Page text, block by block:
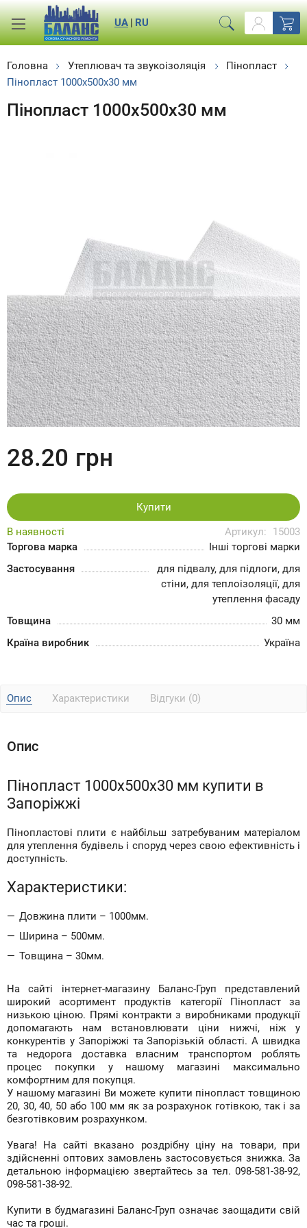
RU
|
UA
Головна Утеплювач та звукоізоляція
Пінопласт
Пінопласт 1000x500x30 мм
Пінопласт 1000x500x30 мм
В наявності Артикул:
15003
Торгова марка
Інші торгові марки
Застосування
для підвалу, для підлоги, для
стіни, для теплоізоляції, для
утеплення фасаду
Товщина
30 мм
Країна виробник
Україна
28.20 грн
Купити
Опис Характеристики Відгуки (0)
Опис
Пінопласт 1000x500x30 мм купити в
Запоріжжі
Пінопластові плити є найбільш затребуваним матеріалом
для утеплення будівель і споруд через свою ефективність і
доступність.
Характеристики:
Довжина плити – 1000мм.
Ширина – 500мм.
Товщина – 30мм.
На сайті інтернет-магазину Баланс-Груп представлений
широкий асортимент продуктів категорії Пінопласт за
низькою ціною. Прямі контракти з виробниками продукції
допомагають нам встановлювати ціни нижчі, ніж у
конкурентів у Запоріжжі та Запорізькій області. А швидка
та недорога доставка власним транспортом роблять
процес покупки у нашому магазині максимально
комфортним для покупця.
У нашому магазині Ви можете купити пінопласт товщиною
20, 30, 40, 50 або 100 мм як за розрахунок готівкою, так і за
безготівковим розрахунком.
Увага! На сайті вказано роздрібну ціну на товари, при
здійсненні оптових замовлень застосовується знижка. За
детальною інформацією звертайтесь за тел. 098-581-38-92,
098-581-38-92.
Купити в будмагазині Баланс-Груп означає заощадити свій
час та гроші.